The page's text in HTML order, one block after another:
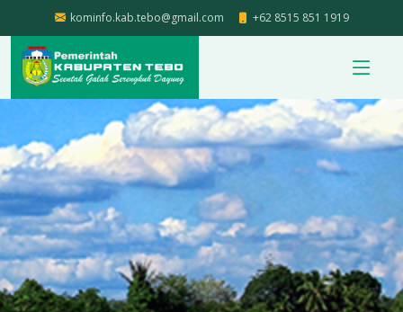
kominfo.kab.tebo@gmail.com +62 8515 851 1919